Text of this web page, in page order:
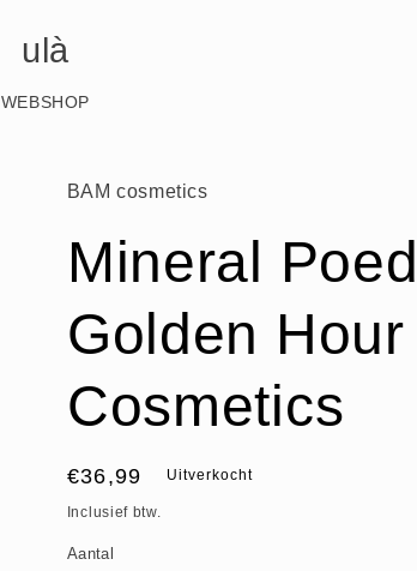
ulà
WEBSHOP
BAM cosmetics
Mineral
Golden Hour
Cosmetics
Normale
prijs
€36,99 Uitverkocht
Inclusief btw.
Aantal